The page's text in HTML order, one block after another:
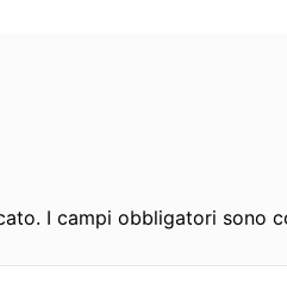
I campi obbligatori sono